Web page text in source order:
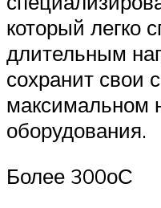
который легко
длительным
сохранит свои
максимальном
оборудования.
Более 300оС